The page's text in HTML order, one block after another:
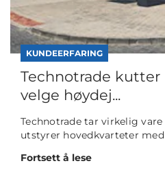
KUNDEERFARING
Technotrade kutter
velge høydej...
Technotrade tar virkelig
utstyrer hovedkvarteter
Fortsett å lese